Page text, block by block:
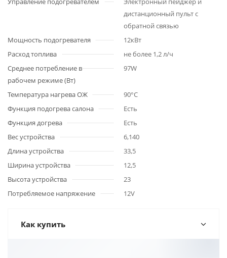
дистанционный пульт с
обратной связью
Мощность подогревателя
12кВт
Расход топлива
не более 1,2 л/ч
Среднее потребление в
рабочем режиме (Вт)
97W
Температура нагрева ОЖ
90°C
Функция подогрева салона
Есть
Функция догрева
Есть
Вес устройства
6,140
Длина устройства
33,5
Ширина устройства
12,5
Высота устройства
23
Потребляемое напряжение
12V
Как купить